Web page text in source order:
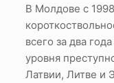
В Молдове с
всего за два
уровня
Латвии, Литве и